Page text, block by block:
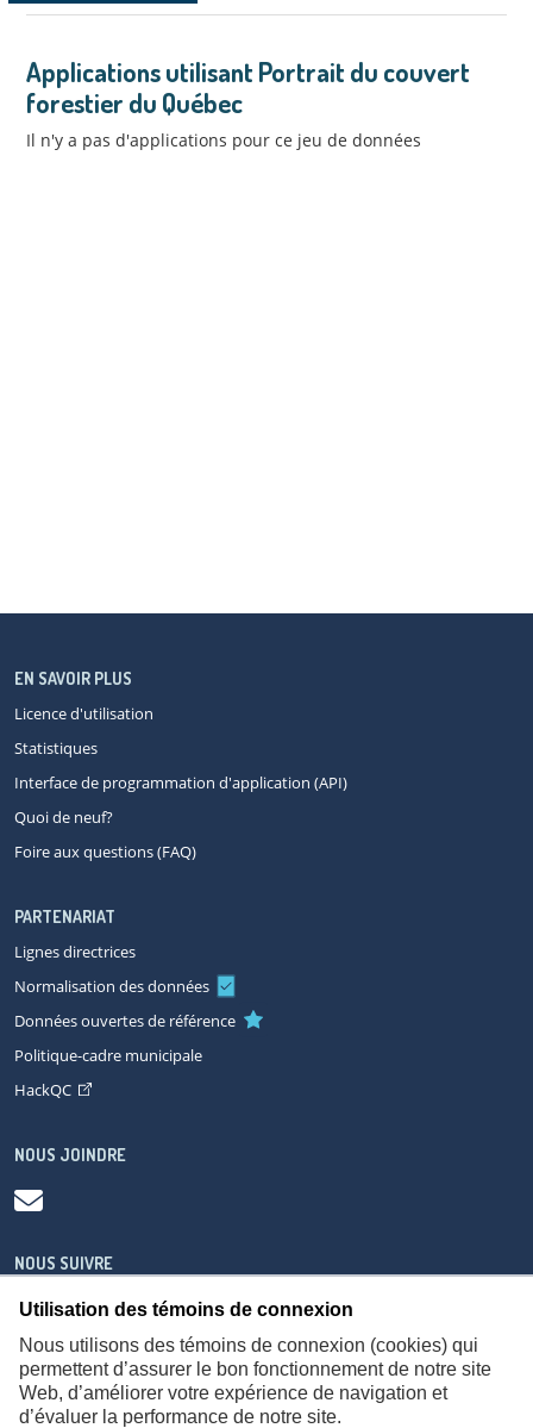
Applications utilisant Portrait du couvert
forestier du Québec
Il n'y a pas d'applications pour ce jeu de données
Utilisation des témoins de connexion
Nous utilisons des témoins de connexion (cookies) qui
permettent d’assurer le bon fonctionnement de notre site
Web, d’améliorer votre expérience de navigation et
d’évaluer la performance de notre site.
EN SAVOIR PLUS
Licence d'utilisation
Statistiques
Interface de programmation d'application (API)
Quoi de neuf?
Foire aux questions (FAQ)
PARTENARIAT
Lignes directrices
Normalisation des données
Données ouvertes de référence
Politique-cadre municipale
HackQC
NOUS JOINDRE
NOUS SUIVRE
À propos Accessibilité Plan du site Consignes de sécurité